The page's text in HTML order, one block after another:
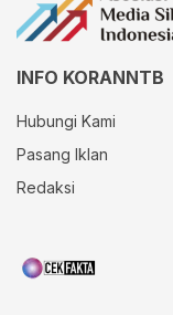
INFO KORANNTB
Hubungi Kami
Pasang Iklan
Redaksi